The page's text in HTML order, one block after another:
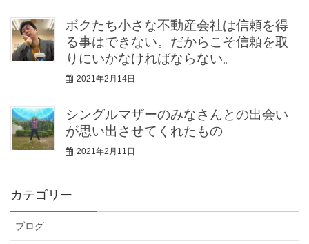
ボクたち小さな不動産会社は信頼を得
る事はできない。だからこそ信頼を取
りにいかなければならない。
2021年2月14日
シングルマザーのみなさんとの出会い
が思い出させてくれたもの
2021年2月11日
カテゴリー
ブログ